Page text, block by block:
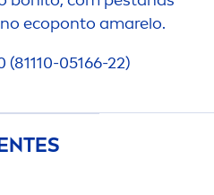
ecoponto amarelo.
05166-22)